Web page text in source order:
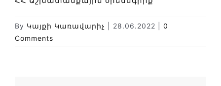
Փորձաքննությունների տեսակները
Նորություններ
By Կայքի Կառավարիչ 28.06.2022
0
Comments